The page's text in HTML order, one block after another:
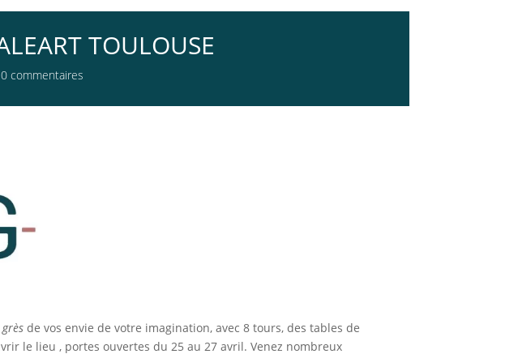
TOULOUSE
0 commentaires
grès de vos envie de votre imagination, avec 8 tours, des tables de
le lieu , portes ouvertes du 25 au 27 avril. Venez nombreux